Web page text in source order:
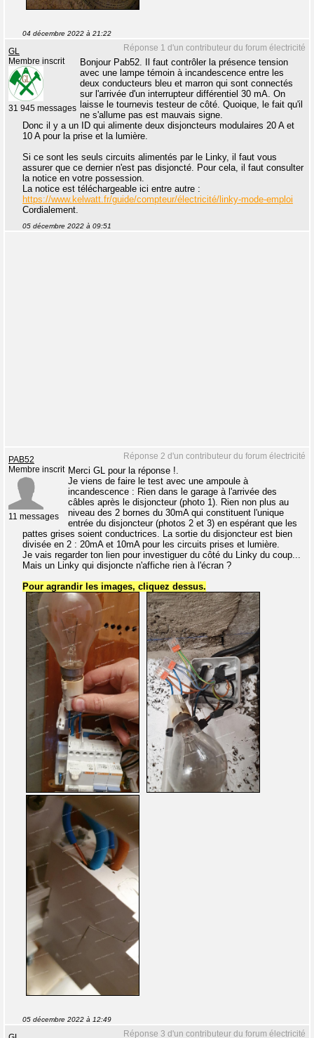
04 décembre 2022 à 21:22
Réponse 1 d'un contributeur du forum électricité
GL
Membre inscrit
31 945 messages
Bonjour Pab52. Il faut contrôler la présence tension
avec une lampe témoin à incandescence entre les
deux conducteurs bleu et marron qui sont connectés
sur l'arrivée d'un interrupteur différentiel 30 mA. On
laisse le tournevis testeur de côté. Quoique, le fait qu'il
ne s'allume pas est mauvais signe.
Donc il y a un ID qui alimente deux disjoncteurs modulaires 20 A et
10 A pour la prise et la lumière.
Si ce sont les seuls circuits alimentés par le Linky, il faut vous
assurer que ce dernier n'est pas disjoncté. Pour cela, il faut consulter
la notice en votre possession.
La notice est téléchargeable ici entre autre :
https://www.kelwatt.fr/guide/compteur/électricité/linky-mode-emploi
Cordialement.
05 décembre 2022 à 09:51
Réponse 2 d'un contributeur du forum électricité
PAB52
Membre inscrit
11 messages
Merci GL pour la réponse !.
Je viens de faire le test avec une ampoule à
incandescence : Rien dans le garage à l'arrivée des
câbles après le disjoncteur (photo 1). Rien non plus au
niveau des 2 bornes du 30mA qui constituent l'unique
entrée du disjoncteur (photos 2 et 3) en espérant que les
pattes grises soient conductrices. La sortie du disjoncteur est bien
divisée en 2 : 20mA et 10mA pour les circuits prises et lumière.
Je vais regarder ton lien pour investiguer du côté du Linky du coup...
Mais un Linky qui disjoncte n'affiche rien à l'écran ?
Pour agrandir les images, cliquez dessus.
05 décembre 2022 à 12:49
Réponse 3 d'un contributeur du forum électricité